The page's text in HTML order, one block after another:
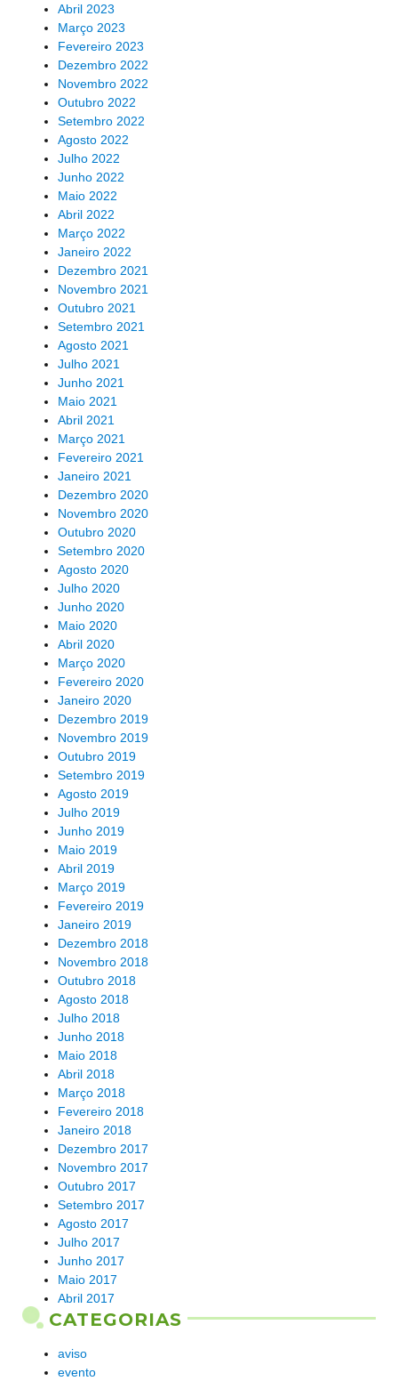
Abril 2023
Março 2023
Fevereiro 2023
Dezembro 2022
Novembro 2022
Outubro 2022
Setembro 2022
Agosto 2022
Julho 2022
Junho 2022
Maio 2022
Abril 2022
Março 2022
Janeiro 2022
Dezembro 2021
Novembro 2021
Outubro 2021
Setembro 2021
Agosto 2021
Julho 2021
Junho 2021
Maio 2021
Abril 2021
Março 2021
Fevereiro 2021
Janeiro 2021
Dezembro 2020
Novembro 2020
Outubro 2020
Setembro 2020
Agosto 2020
Julho 2020
Junho 2020
Maio 2020
Abril 2020
Março 2020
Fevereiro 2020
Janeiro 2020
Dezembro 2019
Novembro 2019
Outubro 2019
Setembro 2019
Agosto 2019
Julho 2019
Junho 2019
Maio 2019
Abril 2019
Março 2019
Fevereiro 2019
Janeiro 2019
Dezembro 2018
Novembro 2018
Outubro 2018
Agosto 2018
Julho 2018
Junho 2018
Maio 2018
Abril 2018
Março 2018
Fevereiro 2018
Janeiro 2018
Dezembro 2017
Novembro 2017
Outubro 2017
Setembro 2017
Agosto 2017
Julho 2017
Junho 2017
Maio 2017
Abril 2017
CATEGORIAS
aviso
evento